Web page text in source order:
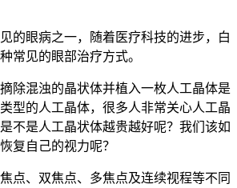
的眼病之一，随着医疗科技的进步，白
常见的眼部治疗方式。
除混浊的晶状体并植入一枚人工晶体是
型的人工晶体，很多人非常关心人工晶
不是人工晶状体越贵越好呢？我们该如
复自己的视力呢？
点、双焦点、多焦点及连续视程等不同